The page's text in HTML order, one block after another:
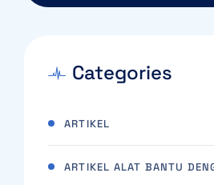
Categories
ARTIKEL
ARTIKEL ALAT BANTU